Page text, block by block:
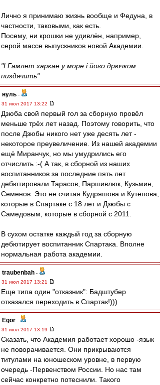
Лично я принимаю жизнь вообще и Федуна, в
частности, таковыми, как есть.
Посему, ни крошки не удивлён, например,
серой массе выпускников новой Академии.
"I Гамлeт харкаe у море i його дрючком
пиздячить"
нуль -
31 июл 2017 13:22
Дзюба свой первый гол за сборную провёл
меньше трёх лет назад. Поэтому говорить, что
после Дзюбы никого нет уже десять лет -
некоторое преувеличение. Из нашей академии
ещё Миранчук, но мы умудрились его
отчислить :-( А так, в сборной из наших
воспитанников за последние пять лет
дебютировали Тарасов, Паршивлюк, Кузьмин,
Семенов. Это не считая Кудряшова и Кутепова,
которые в Спартаке с 18 лет и Дзюбы с
Самедовым, которые в сборной с 2011.
В сухом остатке каждый год за сборную
дебютирует воспитанник Спартака. Вполне
нормальная работа академии.
traubenbah -
31 июл 2017 13:21
Еще типа один "отказник": Бадштубер
отказался переходить в Спартак!)))
Egor -
31 июл 2017 13:19
Сказать, что Академия работает хорошо -язык
не поворачивается. Они прикрываются
титулами на юношеском уровне, в первую
очередь -Первенством России. Но нас там
сейчас конкретно потеснили. Такого